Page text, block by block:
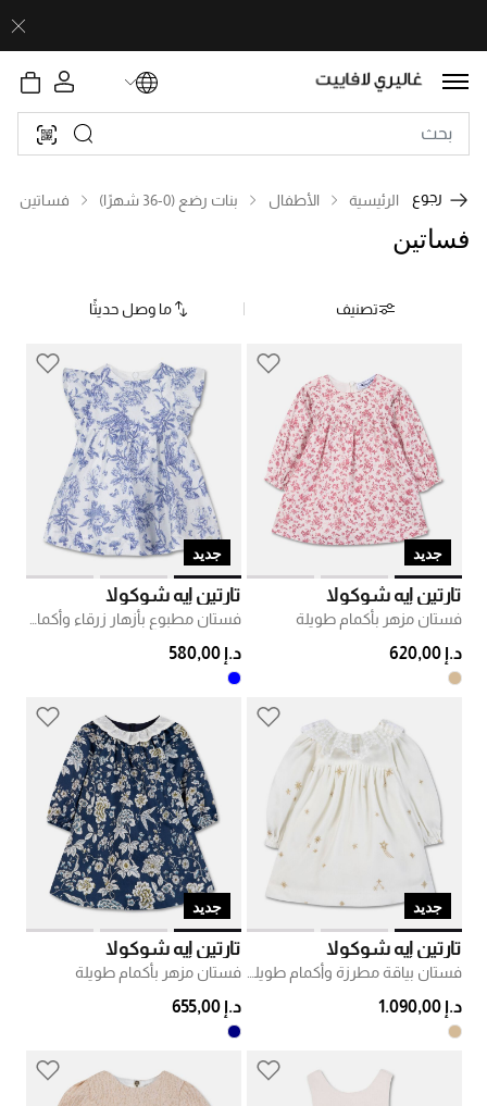
رجوع الرئيسية الأطفال بنات رضع (0-36 شهرًا) فساتين
فساتين
ما وصل حديثًا تصنيف
جديد
تارتين إيه شوكولا
فستان مزهر بأكمام طويلة
د.إ 620,00
جديد
تارتين إيه شوكولا
د.إ 580,00
جديد
تارتين إيه شوكولا
د.إ 1.090,00
جديد
تارتين إيه شوكولا
فستان مزهر بأكمام طويلة
د.إ 655,00